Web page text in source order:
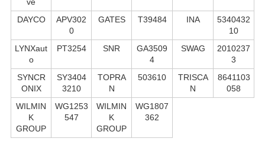
DAYCO
APV302
0
GATES T39484 INA
5340432
10
LYNXaut
o
PT3254 SNR
GA3509
4
SWAG
2010237
3
SYNCR
ONIX
SY3404
3210
TOPRA
N
503610
TRISCA
N
8641103
058
WILMIN
K
GROUP
WG1253
547
WILMIN
K
GROUP
WG1807
362